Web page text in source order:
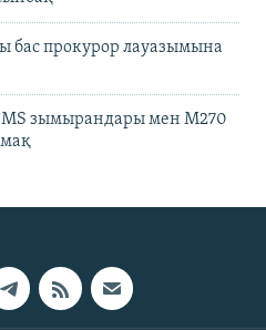
бас прокурор лауазымына
зымырандары мен M270